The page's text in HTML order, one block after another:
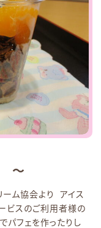
～
ム協会より アイス
ビスのご利用者様の
パフェを作ったりし